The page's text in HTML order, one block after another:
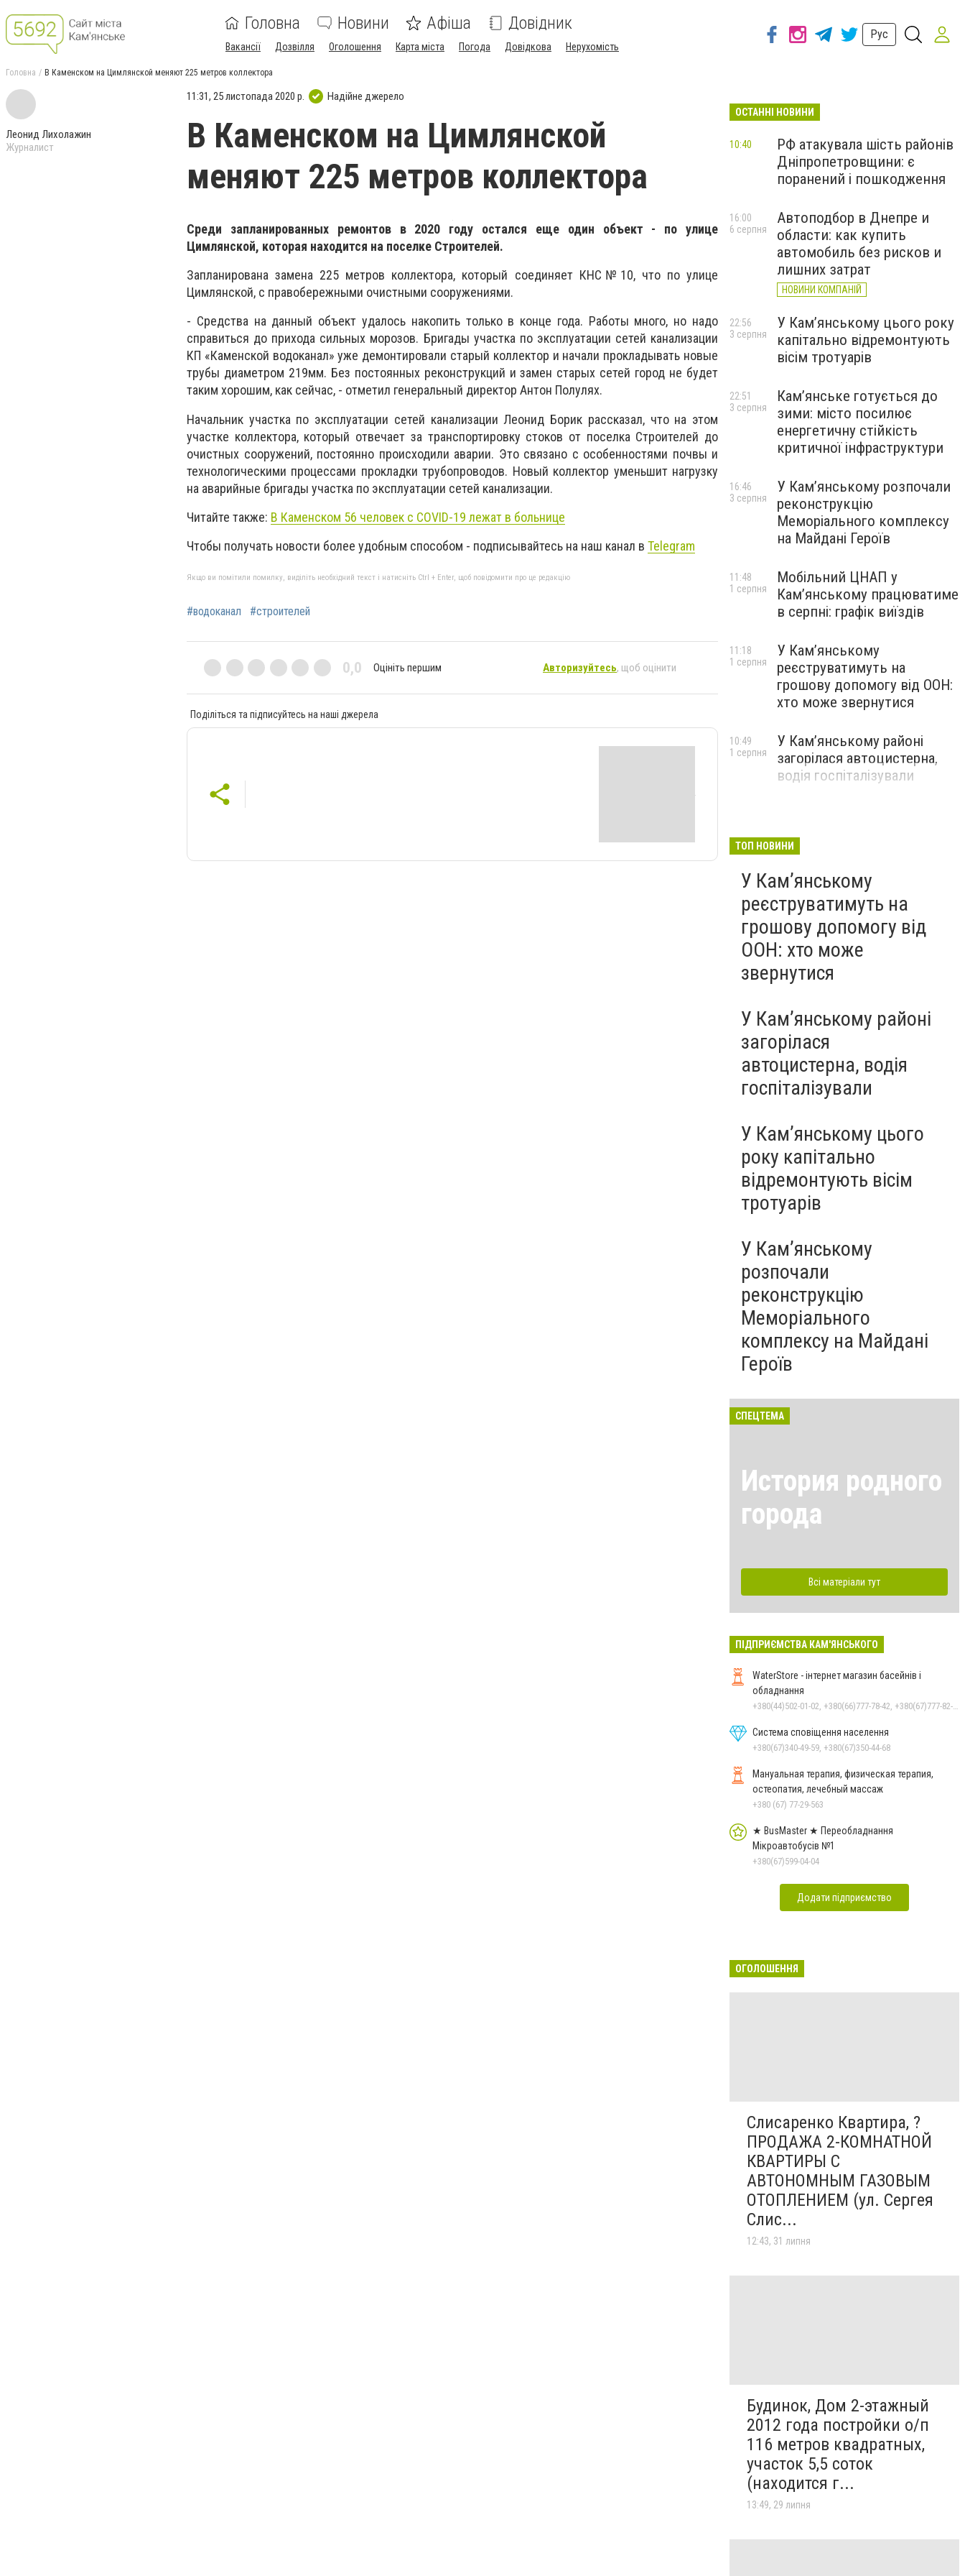
Головна Новини Афіша Довідник
Вакансії Дозвілля Оголошення Карта міста Погода Довідкова Нерухомість
Рус
Головна В Каменском на Цимлянской меняют 225 метров коллектора
Леонид Лихолажин
Журналист
11:31, 25 листопада 2020 р. Надійне джерело
В Каменском на Цимлянской
меняют 225 метров коллектора
Среди запланированных ремонтов в 2020 году остался еще один объект - по улице
Цимлянской, которая находится на поселке Строителей.
Запланирована замена 225 метров коллектора, который соединяет КНС№10, что по улице
Цимлянской, с правобережными очистными сооружениями.
- Средства на данный объект удалось накопить только в конце года. Работы много, но надо
справиться до прихода сильных морозов. Бригады участка по эксплуатации сетей канализации
КП «Каменской водоканал» уже демонтировали старый коллектор и начали прокладывать новые
трубы диаметром 219мм. Без постоянных реконструкций и замен старых сетей город не будет
таким хорошим, как сейчас, - отметил генеральный директор Антон Полулях.
Начальник участка по эксплуатации сетей канализации Леонид Борик рассказал, что на этом
участке коллектора, который отвечает за транспортировку стоков от поселка Строителей до
очистных сооружений, постоянно происходили аварии. Это связано с особенностями почвы и
технологическими процессами прокладки трубопроводов. Новый коллектор уменьшит нагрузку
на аварийные бригады участка по эксплуатации сетей канализации.
Читайте также: В Каменском 56 человек с COVID-19 лежат в больнице
Чтобы получать новости более удобным способом - подписывайтесь на наш канал в Telegram
Якщо ви помітили помилку, виділіть необхідний текст і натисніть Ctrl + Enter, щоб повідомити про це редакцію
#водоканал #строителей
0,0 Оцініть першим Авторизуйтесь, щоб оцінити
Поділіться та підписуйтесь на наші джерела
ОСТАННІ НОВИНИ
РФ атакувала шість районів
Дніпропетровщини: є
поранений і пошкодження
10:40
Автоподбор в Днепре и
области: как купить
автомобиль без рисков и
лишних затрат
НОВИНИ КОМПАНІЙ
16:00
6 серпня
У Кам’янському цього року
капітально відремонтують
вісім тротуарів
22:56
3 серпня
Кам’янське готується до
зими: місто посилює
енергетичну стійкість
критичної інфраструктури
22:51
3 серпня
У Кам’янському розпочали
реконструкцію
Меморіального комплексу
на Майдані Героїв
16:46
3 серпня
Мобільний ЦНАП у
Кам’янському працюватиме
в серпні: графік виїздів
11:48
1 серпня
У Кам’янському
реєструватимуть на
грошову допомогу від ООН:
хто може звернутися
11:18
1 серпня
У Кам’янському районі
загорілася автоцистерна,
водія госпіталізували
10:49
1 серпня
ТОП НОВИНИ
У Кам’янському
реєструватимуть на
грошову допомогу від
ООН: хто може
звернутися
У Кам’янському районі
загорілася
автоцистерна, водія
госпіталізували
У Кам’янському цього
року капітально
відремонтують вісім
тротуарів
У Кам’янському
розпочали
реконструкцію
Меморіального
комплексу на Майдані
Героїв
СПЕЦТЕМА
История родного
города
Всі матеріали тут
ПІДПРИЄМСТВА КАМ'ЯНСЬКОГО
WaterStore - інтернет магазин басейнів і
обладнання
Система сповіщення населення
+380(67)340-49-59, +380(67)350-44-68
Мануальная терапия, физическая терапия,
остеопатия, лечебный массаж
+380 (67) 77-29-563
★ BusMaster ★ Переобладнання
Мікроавтобусів №1
+380(67)599-04-04
Додати підприємство
ОГОЛОШЕННЯ
Слисаренко Квартира, ?
ПРОДАЖА 2-КОМНАТНОЙ
КВАРТИРЫ С
АВТОНОМНЫМ ГАЗОВЫМ
ОТОПЛЕНИЕМ (ул. Сергея
Слис...
12:43, 31 липня
Будинок, Дом 2-этажный
2012 года постройки о/п
116 метров квадратных,
участок 5,5 соток
(находится г...
13:49, 29 липня